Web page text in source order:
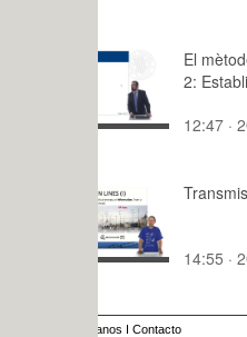
El mètode Pólya. Fase
2: Establir un pla
12:47 · 2010
Transmission Lines (I)
14:55 · 2014